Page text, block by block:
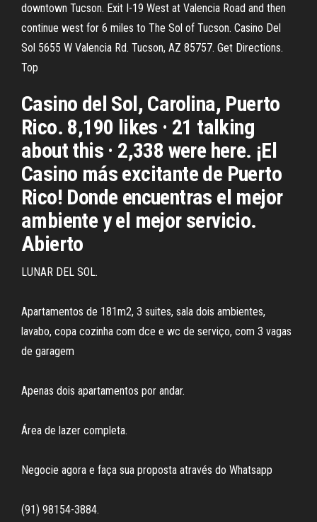
downtown Tucson. Exit I-19 West at Valencia Road and then
continue west for 6 miles to The Sol of Tucson. Casino Del
Sol 5655 W Valencia Rd. Tucson, AZ 85757. Get Directions.
Top
Casino del Sol, Carolina, Puerto
Rico. 8,190 likes · 21 talking
about this · 2,338 were here. ¡El
Casino más excitante de Puerto
Rico! Donde encuentras el mejor
ambiente y el mejor servicio.
Abierto
LUNAR DEL SOL.
Apartamentos de 181m2, 3 suites, sala dois ambientes,
lavabo, copa cozinha com dce e wc de serviço, com 3 vagas
de garagem
Apenas dois apartamentos por andar.
Área de lazer completa.
Negocie agora e faça sua proposta através do Whatsapp
(91) 98154-3884.